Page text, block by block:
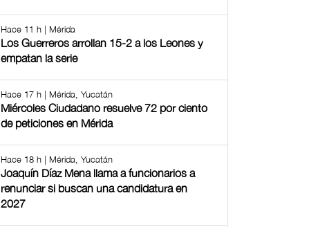
Hace 11 h | Mérida
Los Guerreros arrollan 15-2 a los Leones y
empatan la serie
Hace 17 h | Mérida, Yucatán
Miércoles Ciudadano resuelve 72 por ciento
de peticiones en Mérida
Hace 18 h | Mérida, Yucatán
Joaquín Díaz Mena llama a funcionarios a
renunciar si buscan una candidatura en
2027